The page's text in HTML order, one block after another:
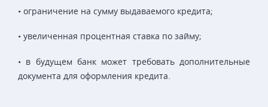
• ограничение на сумму выдаваемого кредита;
• увеличенная процентная ставка по займу;
• в будущем банк может требовать дополнительные
документа для оформления кредита.